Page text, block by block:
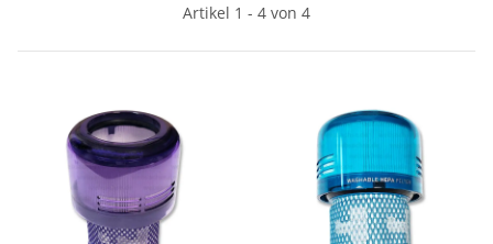
Artikel 1 - 4 von 4